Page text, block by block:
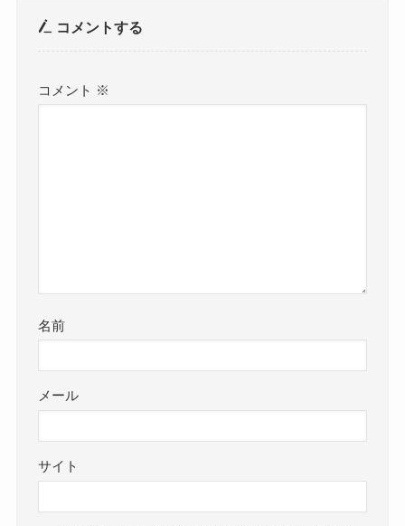
コメントする
コメント ※
名前
メール
サイト